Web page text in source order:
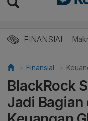
FINANSIAL
Finansial
BlackRock
Jadi